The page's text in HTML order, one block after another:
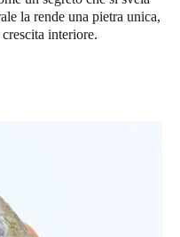
la rende una pietra unica,
interiore.